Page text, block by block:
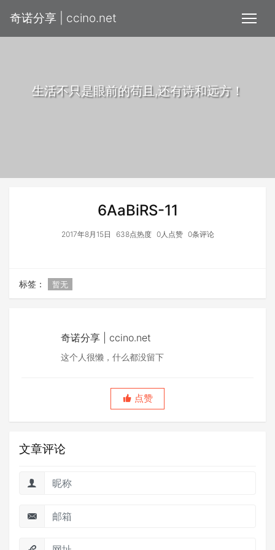
奇诺分享 | ccino.net
生活不只是眼前的苟且,还有诗和远方！
6AaBiRS-11
2017年8月15日 638点热度 0人点赞 0条评论
标签： 暂无
奇诺分享 | ccino.net
这个人很懒，什么都没留下
点赞
文章评论